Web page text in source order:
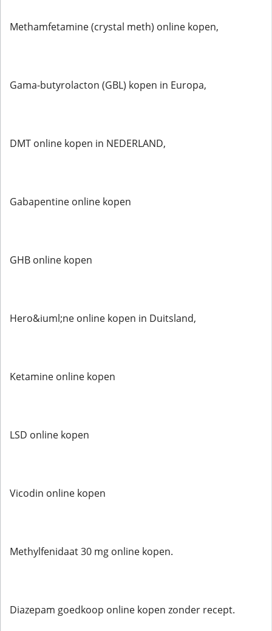
Methamfetamine (crystal meth) online kopen,
Gama-butyrolacton (GBL) kopen in Europa,
DMT online kopen in NEDERLAND,
Gabapentine online kopen
GHB online kopen
Hero&iuml;ne online kopen in Duitsland,
Ketamine online kopen
LSD online kopen
Vicodin online kopen
Methylfenidaat 30 mg online kopen.
Diazepam goedkoop online kopen zonder recept.